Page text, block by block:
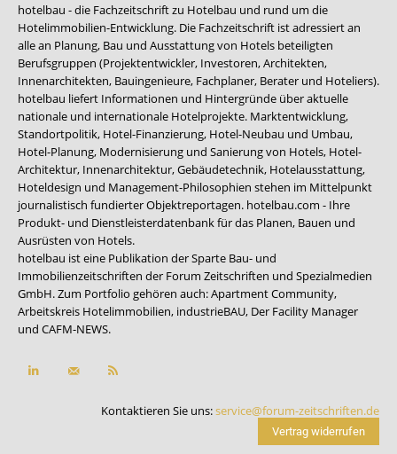
hotelbau - die Fachzeitschrift zu Hotelbau und rund um die
Hotelimmobilien-Entwicklung. Die Fachzeitschrift ist adressiert an
alle an Planung, Bau und Ausstattung von Hotels beteiligten
Berufsgruppen (Projektentwickler, Investoren, Architekten,
Innenarchitekten, Bauingenieure, Fachplaner, Berater und Hoteliers).
hotelbau liefert Informationen und Hintergründe über aktuelle
nationale und internationale Hotelprojekte. Marktentwicklung,
Standortpolitik, Hotel-Finanzierung, Hotel-Neubau und Umbau,
Hotel-Planung, Modernisierung und Sanierung von Hotels, Hotel-
Architektur, Innenarchitektur, Gebäudetechnik, Hotelausstattung,
Hoteldesign und Management-Philosophien stehen im Mittelpunkt
journalistisch fundierter Objektreportagen. hotelbau.com - Ihre
Produkt- und Dienstleisterdatenbank für das Planen, Bauen und
Ausrüsten von Hotels.
hotelbau ist eine Publikation der Sparte Bau- und
Immobilienzeitschriften der Forum Zeitschriften und Spezialmedien
GmbH. Zum Portfolio gehören auch:Apartment Community,
Arbeitskreis Hotelimmobilien, industrieBAU, Der Facility Manager
und CAFM-NEWS.
Kontaktieren Sie uns:service@forum-zeitschriften.de
Vertrag widerrufen